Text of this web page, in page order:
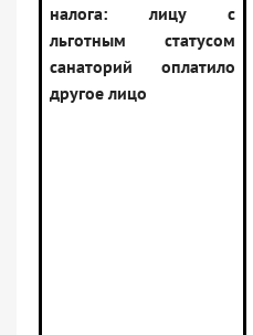
налога: лицу с
льготным статусом
санаторий оплатило
другое лицо